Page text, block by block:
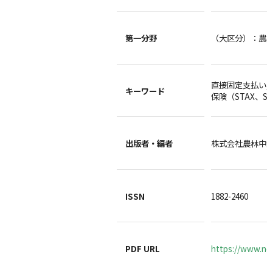
第一分野 （大区分）
キーワード
直接固定支払
保険（STAX、
出版者・編者 株式会社農林
ISSN 1882-2460
PDF URL https://